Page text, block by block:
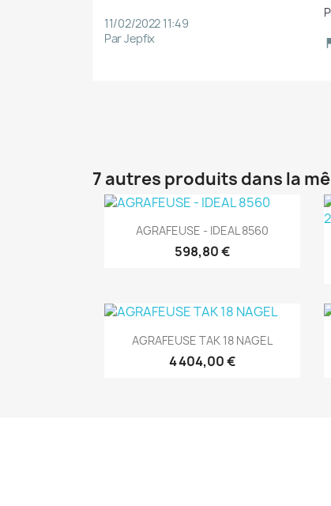
11/02/2022 11:49
Par Jepfix
7 autres produits dans la
Aperçu rapide
AGRAFEUSE - IDEAL 8560
598,80 €
(1)
Aperçu rapide
AGRAFEUSE TAK 18 NAGEL
4 404,00 €
(1)